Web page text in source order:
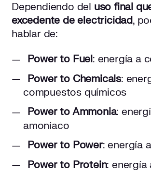
Dependiendo del uso final
excedente de electricidad,
hablar de:
Power to Fuel: energía a
Power to Chemicals:
compuestos químicos
Power to Ammonia:
amoníaco
Power to Power: energía
Power to Protein: energía